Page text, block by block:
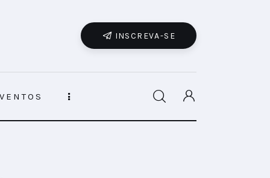
INSCREVA-SE